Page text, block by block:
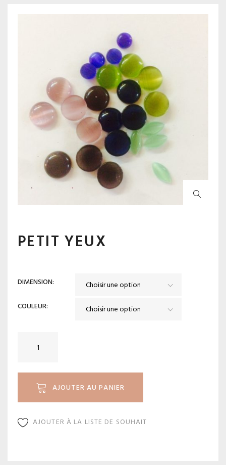
PETIT YEUX
DIMENSION
COULEUR
AJOUTER AU PANIER
AJOUTER À LA LISTE DE SOUHAIT